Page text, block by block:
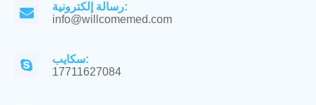
رسالة إلكترونية:
info@willcomemed.com
سكايب:
17711627084